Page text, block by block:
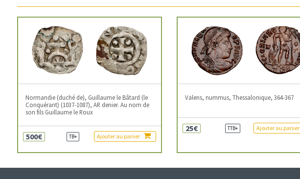
Normandie (duché de), Guillaume le Bâtard (le
Conquérant) (1037-1087), AR denier. Au nom de
son fils Guillaume le Roux
500€ TB+ Ajouter au panier
Valens, nummus, Thessalonique, 364-367
25€ TTB+ Ajouter au panier